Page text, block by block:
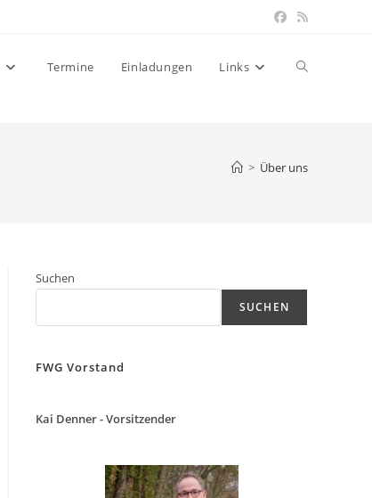
Termine Einladungen Links Website-
> Über uns
Suchen
SUCHEN
FWG Vorstand
Kai Denner - Vorsitzender